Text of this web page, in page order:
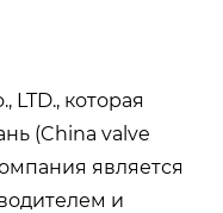
которая
(China valve
является
и